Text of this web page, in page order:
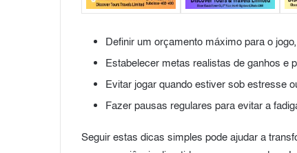
Definir um orçamento máximo para o
Estabelecer metas realistas de ganhos e
Evitar jogar quando estiver sob estresse
Fazer pausas regulares para evitar a
Seguir estas dicas simples pode ajudar a